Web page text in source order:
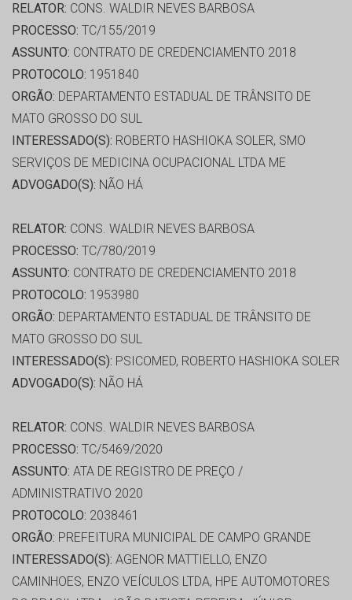
RELATOR: CONS. WALDIR NEVES BARBOSA
PROCESSO: TC/155/2019
ASSUNTO: CONTRATO DE CREDENCIAMENTO 2018
PROTOCOLO: 1951840
ORGÃO: DEPARTAMENTO ESTADUAL DE TRÂNSITO DE
MATO GROSSO DO SUL
INTERESSADO(S): ROBERTO HASHIOKA SOLER, SMO
SERVIÇOS DE MEDICINA OCUPACIONAL LTDA ME
ADVOGADO(S): NÃO HÁ
RELATOR: CONS. WALDIR NEVES BARBOSA
PROCESSO: TC/780/2019
ASSUNTO: CONTRATO DE CREDENCIAMENTO 2018
PROTOCOLO: 1953980
ORGÃO: DEPARTAMENTO ESTADUAL DE TRÂNSITO DE
MATO GROSSO DO SUL
INTERESSADO(S): PSICOMED, ROBERTO HASHIOKA SOLER
ADVOGADO(S): NÃO HÁ
RELATOR: CONS. WALDIR NEVES BARBOSA
PROCESSO: TC/5469/2020
ASSUNTO: ATA DE REGISTRO DE PREÇO /
ADMINISTRATIVO 2020
PROTOCOLO: 2038461
ORGÃO: PREFEITURA MUNICIPAL DE CAMPO GRANDE
INTERESSADO(S): AGENOR MATTIELLO, ENZO
CAMINHOES, ENZO VEÍCULOS LTDA, HPE AUTOMOTORES